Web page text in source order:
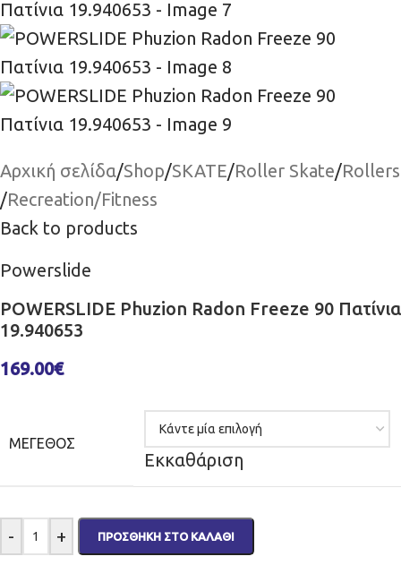
Αρχική σελίδα/Shop/SKATE/Roller Skate/Rollers
/Recreation/Fitness
Back to products
Powerslide
POWERSLIDE Phuzion Radon Freeze 90 Πατίνια
19.940653
169.00€
ΜΈΓΕΘΟΣ
Εκκαθάριση
- + ΠΡΟΣΘΉΚΗ ΣΤΟ ΚΑΛΆΘΙ